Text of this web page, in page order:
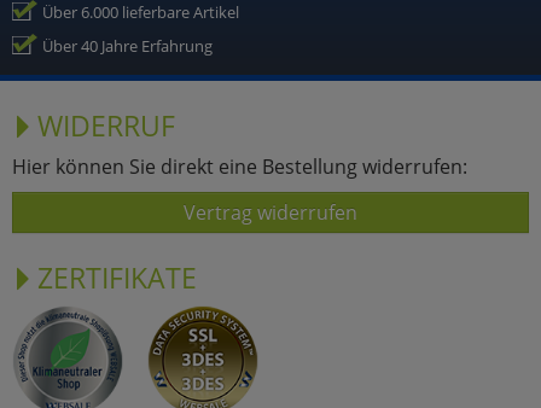
Über 6.000 lieferbare Artikel
Über 40 Jahre Erfahrung
WIDERRUF
Hier können Sie direkt eine Bestellung widerrufen:
Vertrag widerrufen
ZERTIFIKATE